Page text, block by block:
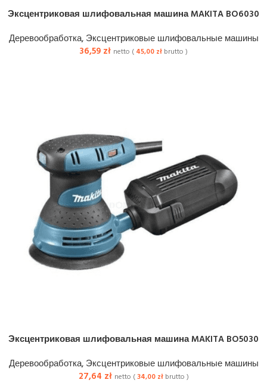
Эксцентриковая шлифовальная машина MAKITA BO6030
Деревообработка, Эксцентриковые шлифовальные машины
36,59 zł netto ( 45,00 zł brutto )
Эксцентриковая шлифовальная машина MAKITA BO5030
Деревообработка, Эксцентриковые шлифовальные машины
27,64 zł netto (34,00 złbrutto )